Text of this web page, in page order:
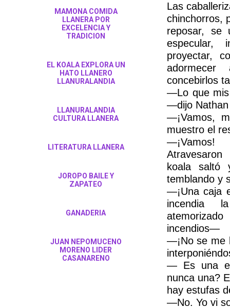
MAMONA COMIDA
LLANERA POR
EXCELENCIA Y
TRADICION
EL KOALA EXPLORA UN
HATO LLANERO
LLANURALANDIA
LLANURALANDIA
CULTURA LLANERA
LITERATURA LLANERA
JOROPO BAILE Y
ZAPATEO
GANADERIA
JUAN NEPOMUCENO
MORENO LIDER
CASANARENO
Las
chinchorros,
reposar, se
especular,
proyectar,
concebirlos
—Lo que mis
—dijo
—¡Vamos,
muestro el
—¡Vamos!
koala saltó
temblando y
—¡Una caja
incendia
incendios—
—¡No se me
— Es una
nunca una?
hay estufas
—No. Yo vi